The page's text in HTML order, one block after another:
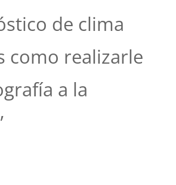
de clima
como realizarle
a la